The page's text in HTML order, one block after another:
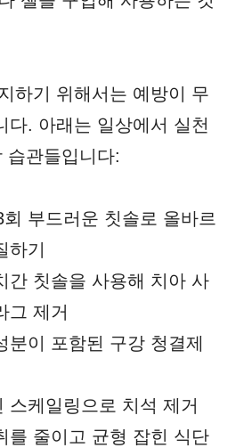
하기 위해서는 예방이 무
다. 아래는 일상에서 실천
습관들입니다:
부드러운 칫솔로 올바르
하기
간 칫솔을 사용해 치아 사
그 제거
분이 포함된 구강 청결제
스케일링으로 치석 제거
를 줄이고 균형 잡힌 식단